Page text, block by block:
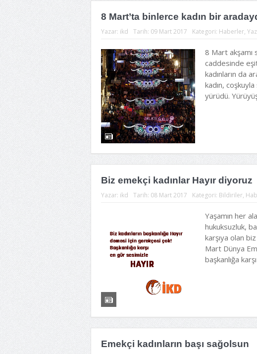
8 Mart’ta binlerce kadın bir
Yazar: ikd Tarih: 09 Mart 2017 Kategori: Haberler,
8 Mart akşamı
caddesinde
kadınların da
kadın,
yürüdü.
Biz emekçi kadınlar Hayır diyoruz
Yazar: ikd Tarih: 08 Mart 2017 Kategori: Bildiriler,
Yaşamın her
hukuksuzluk,
karşıya olan
Mart Dünya
başkanlığa
Emekçi kadınların başı sağolsun